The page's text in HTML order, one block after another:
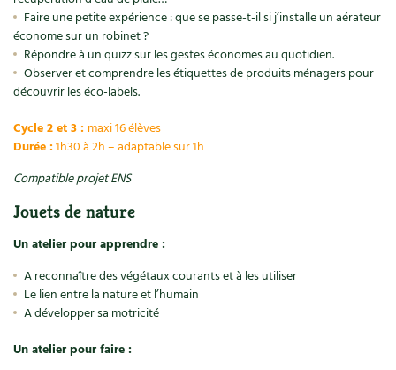
Faire une petite expérience : que se passe-t-il si j’installe un aérateur
économe sur un robinet ?
Répondre à un quizz sur les gestes économes au quotidien.
Observer et comprendre les étiquettes de produits ménagers pour
découvrir les éco-labels.
Cycle 2 et 3 : maxi 16 élèves
Durée :1h30 à 2h – adaptable sur 1h
Compatible projet ENS
Jouets de nature
Un atelier pour apprendre :
A reconnaître des végétaux courants et à les utiliser
Le lien entre la nature et l’humain
A développer sa motricité
Un atelier pour faire :